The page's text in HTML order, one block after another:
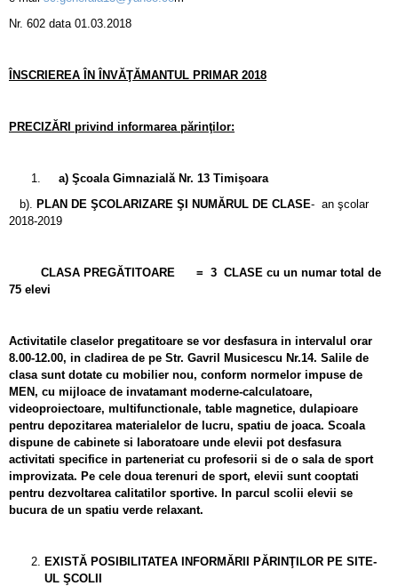
Nr. 602 data 01.03.2018
ÎNSCRIEREA ÎN ÎNVĂŢĂMANTUL PRIMAR 2018
PRECIZĂRI privind informarea părinţilor:
a) Şcoala GimnazialăNr. 13 Timişoara
b). PLAN DE ŞCOLARIZARE ŞI NUMĂRUL DE CLASE- an şcolar
2018-2019
CLASA PREGĂTITOARE = 3 CLASE cu un numar total de
75 elevi
Activitatile claselor pregatitoare se vor desfasura in intervalul orar
8.00-12.00, in cladirea de pe Str. Gavril Musicescu Nr.14. Salile de
clasa sunt dotate cu mobilier nou, conform normelor impuse de
MEN, cu mijloace de invatamant moderne-calculatoare,
videoproiectoare, multifunctionale, table magnetice, dulapioare
pentru depozitarea materialelor de lucru, spatiu de joaca. Scoala
dispune de cabinete si laboratoare unde elevii pot desfasura
activitati specifice in parteneriat cu profesorii si de o sala de sport
improvizata. Pe cele doua terenuri de sport, elevii sunt cooptati
pentru dezvoltarea calitatilor sportive. In parcul scolii elevii se
bucura de un spatiu verde relaxant.
EXISTĂ POSIBILITATEA INFORMĂRII PĂRINŢILOR PE SITE-
UL ŞCOLII